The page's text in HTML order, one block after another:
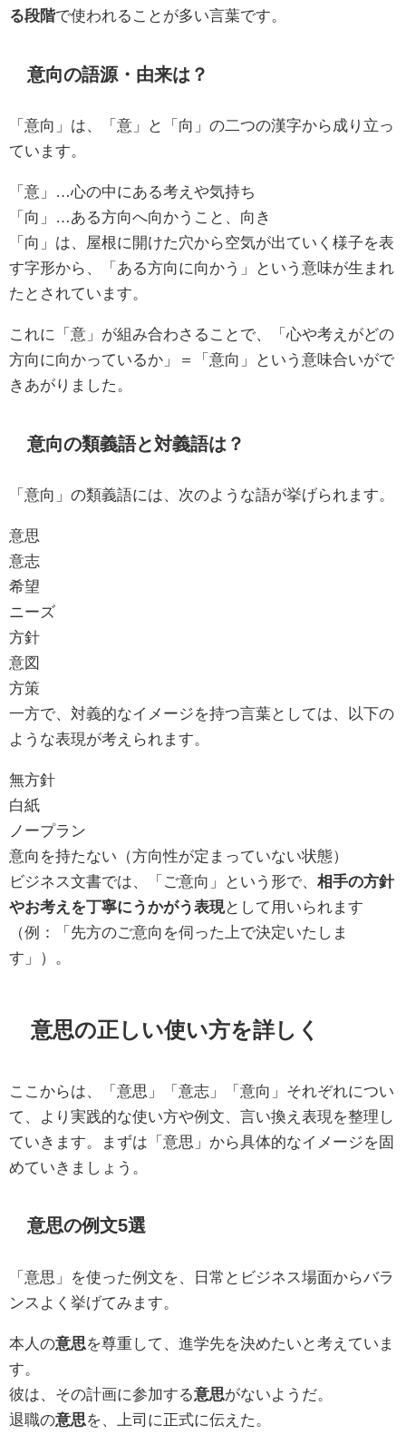
る段階で使われることが多い言葉です。
意向の語源・由来は？
「意向」は、「意」と「向」の二つの漢字から成り立っ
ています。
「意」…心の中にある考えや気持ち
「向」…ある方向へ向かうこと、向き
「向」は、屋根に開けた穴から空気が出ていく様子を表
す字形から、「ある方向に向かう」という意味が生まれ
たとされています。
これに「意」が組み合わさることで、「心や考えがどの
方向に向かっているか」＝「意向」という意味合いがで
きあがりました。
意向の類義語と対義語は？
「意向」の類義語には、次のような語が挙げられます。
意思
意志
希望
ニーズ
方針
意図
方策
一方で、対義的なイメージを持つ言葉としては、以下の
ような表現が考えられます。
無方針
白紙
ノープラン
意向を持たない（方向性が定まっていない状態）
ビジネス文書では、「ご意向」という形で、 相手の方針
やお考えを丁寧にうかがう表現 として用いられます
（例：「先方のご意向を伺った上で決定いたしま
す」）。
意思の正しい使い方を詳しく
ここからは、「意思」「意志」「意向」それぞれについ
て、より実践的な使い方や例文、言い換え表現を整理し
ていきます。まずは「意思」から具体的なイメージを固
めていきましょう。
意思の例文5選
「意思」を使った例文を、日常とビジネス場面からバラ
ンスよく挙げてみます。
本人の意思を尊重して、進学先を決めたいと考えていま
す。
彼は、その計画に参加する意思がないようだ。
退職の意思を、上司に正式に伝えた。